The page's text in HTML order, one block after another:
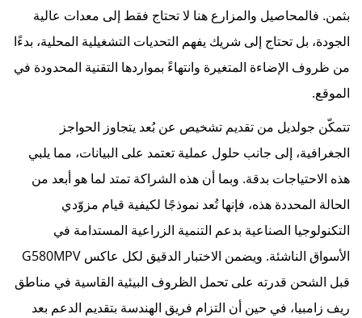
بثمن. فالمحاصيل والمزارع هنا لا تحتاج فقط إلى معدات عالية
الجودة، بل تحتاج إلى شريك يفهم التحديات التشغيلية المحلية، بدءًا
من ظروف الإضاءة المتغيرة وانتهاءً بمواردها التقنية المحدودة في
الموقع.
تتمكّن جولديل من تقديم تشخيص عن بُعد يتجاوز الحواجز
الجغرافية، إلى جانب حلول عملية تعتمد على البيانات، مما يلبي
هذه الاحتياجات بدقة. وبما أن هذه الشراكة تمتد لما هو أبعد من
الحالة المحددة هذه، فإنها تُعد نموذجًا لكيفية قيام مزوّدي
التكنولوجيا الصناعية بدعم التنمية الزراعية المستدامة في
الأسواق الناشئة. ويضمن الاختبار الدقيق لكل عاكس G580MPV
قبل الشحن قدرته على تحمل الظروف البيئية القاسية في مناطق
ريف زامبيا، في حين أن التزام فريق الهندسة بتقديم الدعم بعد